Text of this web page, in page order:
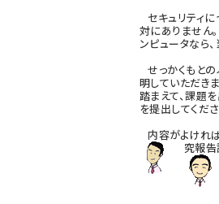
セキュリティ
対にありません
ンピュータなら
せっかくもと
明していただき
踏まえて、課題
を提出してくださ
内容がよけれ
究報告